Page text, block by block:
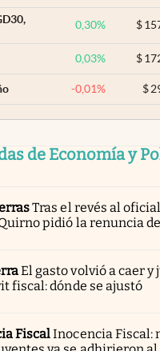
0,30% $
0,03% $
-0,01% $
de Economía y
Tras el revés al
pidió la renuncia
El gasto volvió a caer y
fiscal: dónde se ajustó
FiscalInocencia Fiscal: